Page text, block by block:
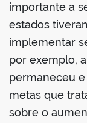
importante a
estados
implementar
por exemplo,
permaneceu
metas que
sobre o